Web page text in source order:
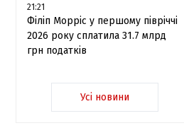
21:21
Філіп Морріс у першому півріччі
2026 року сплатила 31.7 млрд
грн податків
Усі новини